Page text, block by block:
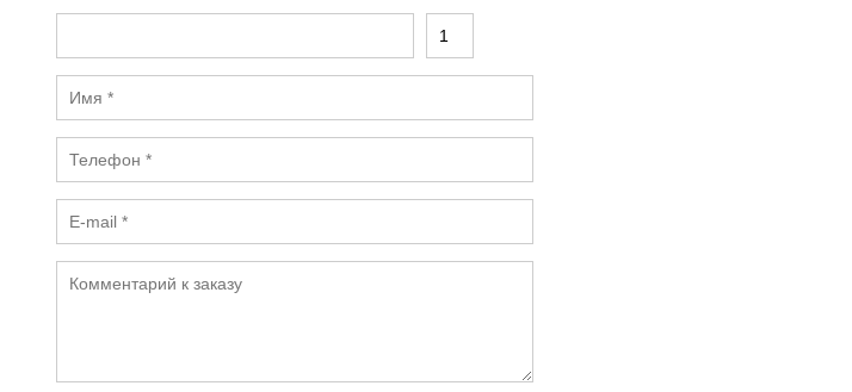
в
р
л
ч
е
т
в
*
я
л
ф
о
m
н